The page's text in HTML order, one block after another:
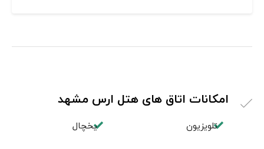
امکانات اتاق های هتل ارس مشهد
تلویزیون یخچال